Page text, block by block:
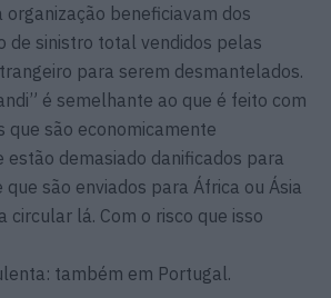
organização beneficiavam dos
de sinistro total vendidos pelas
para serem desmantelados.
é semelhante ao que é feito com
que são economicamente
estão demasiado danificados para
são enviados para África ou Ásia
circular lá. Com o risco que isso
também em Portugal.